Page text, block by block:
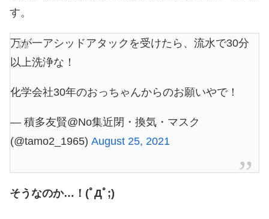
す。
万が一アシッドアタックを受けたら、流水で30分
以上洗浄な！
化学会社30年のおっちゃんからのお願いやで！
— 積多友賢@No集近閉・換気・マスク
(@tamo2_1965) August 25, 2021
そうなのか…！(ﾟДﾟ;)